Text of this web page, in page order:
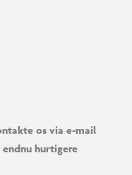
os via e-mail
hurtigere